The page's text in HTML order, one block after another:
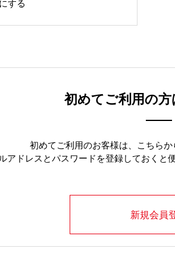
する
初めてご利用の
初めてご利用のお客様は、こちらか
アドレスとパスワードを登録しておくと